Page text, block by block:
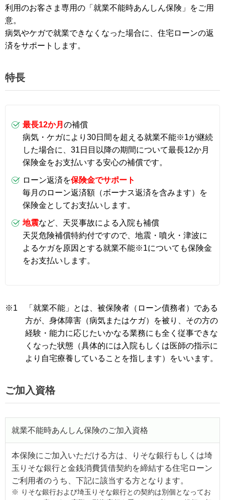
利用のお客さま専用の「就業不能時あんしん保険」をご用
意。
病気やケガで就業できなくなった場合に、住宅ローンの返
済をサポートします。
特長
最長12か月の補償
病気・ケガにより30日間を超える就業不能※1が継続
した場合に、31日目以降の期間について最長12か月
保険金をお支払いする安心の補償です。
ローン返済を保険金でサポート
毎月のローン返済額（ボーナス返済を含みます）を
保険金としてお支払いします。
地震など、天災事故による入院も補償
天災危険補償特約付ですので、地震・噴火・津波に
よるケガを原因とする就業不能※1についても保険金
をお支払いします。
※1
「就業不能」とは、被保険者（ローン債務者）である
方が、身体障害（病気またはケガ）を被り、その方の
経験・能力に応じたいかなる業務にも全く従事できな
くなった状態（具体的には入院もしくは医師の指示に
より自宅療養していることを指します）をいいます。
ご加入資格
就業不能時あんしん保険のご加入資格
本保険にご加入いただける方は、りそな銀行もしくは埼
玉りそな銀行と金銭消費賃借契約を締結する住宅ローン
ご利用者のうち、下記に該当する方となります。
※
りそな銀行および埼玉りそな銀行との契約は別個となってお